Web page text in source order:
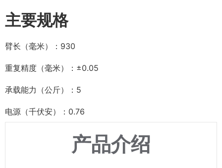
主要规格
臂长（毫米）：930
重复精度（毫米）：±0.05
承载能力（公斤）：5
电源（千伏安）：0.76
产品介绍